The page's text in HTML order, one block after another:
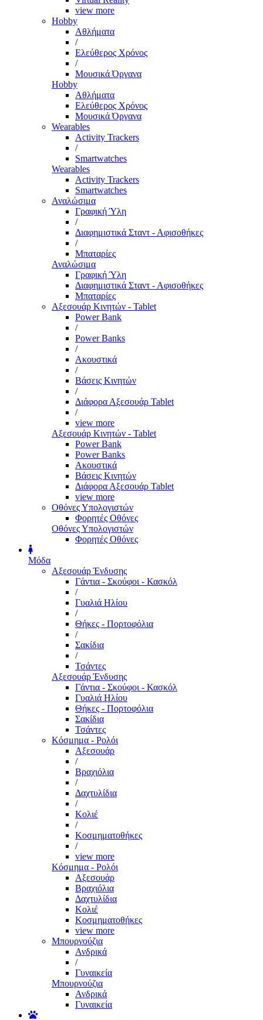
view more
Hobby
Αθλήματα
/
Ελεύθερος Χρόνος
/
Μουσικά Όργανα
Hobby
Αθλήματα
Ελεύθερος Χρόνος
Μουσικά Όργανα
Wearables
Activity Trackers
/
Smartwatches
Wearables
Activity Trackers
Smartwatches
Αναλώσιμα
Γραφική Ύλη
/
Διαφημιστικά Σταντ - Αφισοθήκες
/
Μπαταρίες
Αναλώσιμα
Γραφική Ύλη
Διαφημιστικά Σταντ - Αφισοθήκες
Μπαταρίες
Αξεσουάρ Κινητών - Tablet
Power Bank
/
Power Banks
/
Ακουστικά
/
Βάσεις Κινητών
/
Διάφορα Αξεσουάρ Tablet
/
view more
Αξεσουάρ Κινητών - Tablet
Power Bank
Power Banks
Ακουστικά
Βάσεις Κινητών
Διάφορα Αξεσουάρ Tablet
view more
Οθόνες Υπολογιστών
Φορητές Οθόνες
Οθόνες Υπολογιστών
Φορητές Οθόνες
Μόδα
Αξεσουάρ Ένδυσης
Γάντια - Σκούφοι - Κασκόλ
/
Γυαλιά Ηλίου
/
Θήκες - Πορτοφόλια
/
Σακίδια
/
Τσάντες
Αξεσουάρ Ένδυσης
Γάντια - Σκούφοι - Κασκόλ
Γυαλιά Ηλίου
Θήκες - Πορτοφόλια
Σακίδια
Τσάντες
Κόσμημα - Ρολόι
Αξεσουάρ
/
Βραχιόλια
/
Δαχτυλίδια
/
Κολιέ
/
Κοσμηματοθήκες
/
view more
Κόσμημα - Ρολόι
Αξεσουάρ
Βραχιόλια
Δαχτυλίδια
Κολιέ
Κοσμηματοθήκες
view more
Μπουρνούζια
Ανδρικά
/
Γυναικεία
Μπουρνούζια
Ανδρικά
Γυναικεία